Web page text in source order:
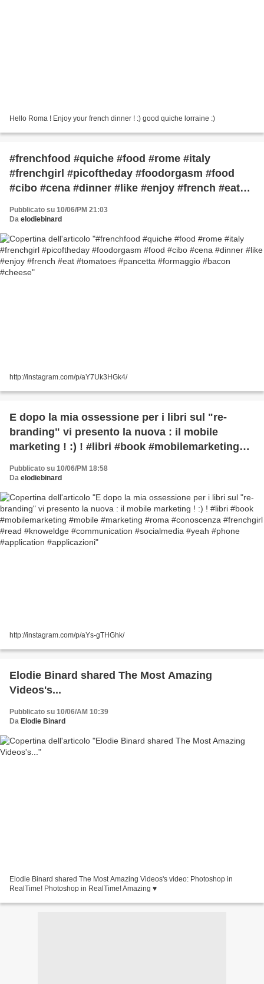
Hello Roma ! Enjoy your french dinner ! :) good quiche lorraine :)
#frenchfood #quiche #food #rome #italy
#frenchgirl #picoftheday #foodorgasm #food
#cibo #cena #dinner #like #enjoy #french #eat
#cheese
Pubblicato su 10/06/PM 21:03
Da elodiebinard
http://instagram.com/p/aY7Uk3HGk4/
E dopo la mia ossessione per i libri sul "re-
branding" vi presento la nuova : il mobile
marketing ! :) ! #libri #book #mobilemarketing
#frenchgirl #read #knoweldge #communication
#applicazioni
Pubblicato su 10/06/PM 18:58
Da elodiebinard
http://instagram.com/p/aYs-gTHGhk/
Elodie Binard shared The Most Amazing
Videos's...
Pubblicato su 10/06/AM 10:39
Da Elodie Binard
Elodie Binard shared The Most Amazing Videos's video: Photoshop in
RealTime! Photoshop in RealTime! Amazing ♥